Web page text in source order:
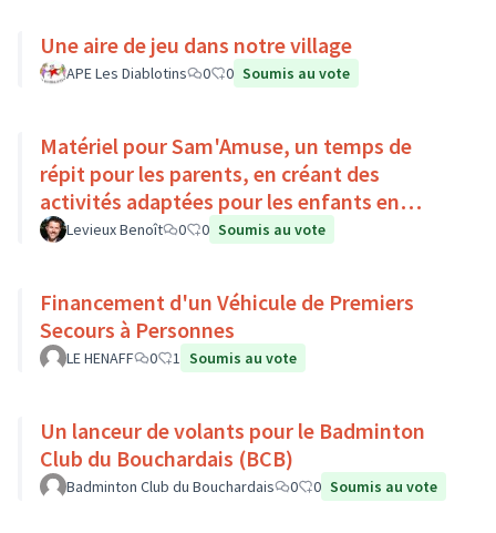
Une aire de jeu dans notre village
APE Les Diablotins 0 0 Soumis au vote
Matériel pour Sam'Amuse, un temps de
répit pour les parents, en créant des
activités adaptées pour les enfants en
situation de handicap
Levieux Benoît 0 0 Soumis au vote
Financement d'un Véhicule de Premiers
Secours à Personnes
LE HENAFF 0 1 Soumis au vote
Un lanceur de volants pour le Badminton
Club du Bouchardais (BCB)
Badminton Club du Bouchardais 0 0 Soumis au vote